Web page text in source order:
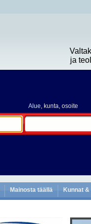
ja
Alue, kunta, osoite
Mainosta täällä Kunnat